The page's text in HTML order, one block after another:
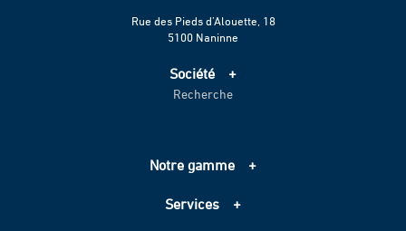
Rue des Pieds d’Alouette, 18
5100 Naninne
Société
Accueil
Échelle de performance CO2
Recherche
Notre gamme
Assainissement
Services